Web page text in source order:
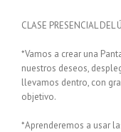
CLASE PRESENCIAL
*Vamos a crear una
nuestros deseos,
llevamos dentro, con
objetivo.
*Aprenderemos a usar